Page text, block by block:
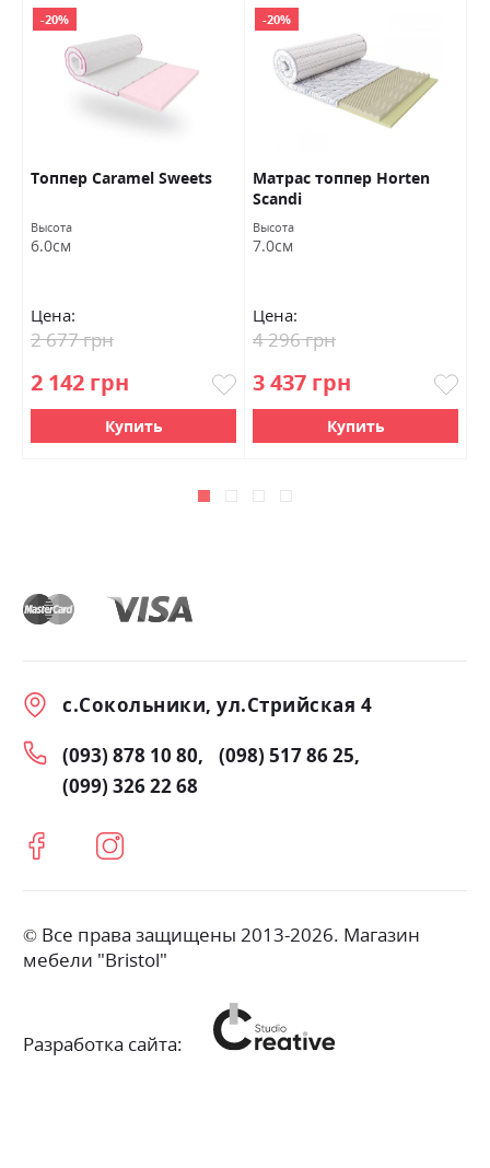
-20%
Топпер Caramel Sweets
Высота
6.0см
Цена:
2 142 грн
2 677 грн
Купить
-20%
Матраc топпер Horten
Scandi
Высота
7.0см
Цена:
3 437 грн
4 296 грн
Купить
с.Сокольники, ул.Стрийская 4
(093) 878 10 80
(098) 517 86 25
(099) 326 22 68
© Все права защищены 2013-2026. Магазин
мебели "Bristol"
Разработка сайта: